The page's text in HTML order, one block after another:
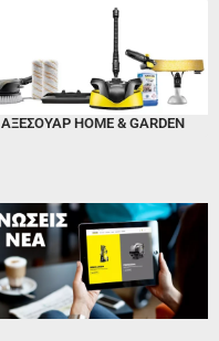
ΑΞΕΣΟΥΑΡ HOME & GARDEN